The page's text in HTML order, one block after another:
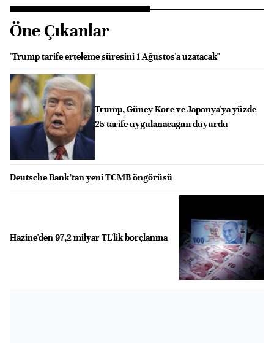
Öne Çıkanlar
"Trump tarife erteleme süresini 1 Ağustos'a uzatacak"
Trump, Güney Kore ve Japonya'ya yüzde
25 tarife uygulanacağını duyurdu
Deutsche Bank’tan yeni TCMB öngörüsü
Hazine'den 97,2 milyar TL'lik borçlanma